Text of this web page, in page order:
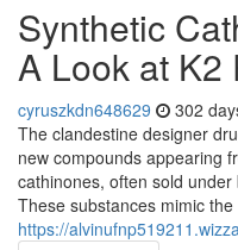
Synthetic
A Look at K2
cyruszkdn648629 302
The clandestine designer
new compounds appearing
cathinones, often sold
These substances mimic the
https://